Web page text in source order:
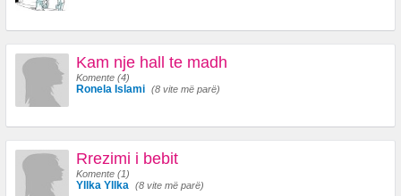
Kam nje hall te madh
Komente (4)
Ronela Islami (8 vite më parë)
Rrezimi i bebit
Komente (1)
Yllka Yllka (8 vite më parë)